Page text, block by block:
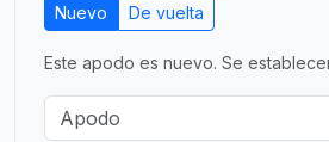
Nuevo De vuelta
Este apodo es nuevo. Se